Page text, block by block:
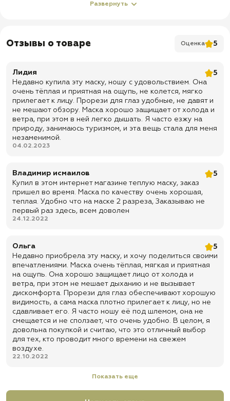
Развернуть
Отзывы о товаре Оценка 5
Лидия
5
Недавно купила эту маску, ношу с удовольствием. Она
очень тёплая и приятная на ощупь, не колется, мягко
прилегает к лицу. Прорези для глаз удобные, не давят и
не мешают обзору. Маска хорошо защищает от холода и
ветра, при этом в ней легко дышать. Я часто езжу на
природу, занимаюсь туризмом, и эта вещь стала для меня
незаменимой.
04.02.2023
Владимир исмаилов
5
Купил в этом интернет магазине теплую маску, заказ
пришел во время. Маска по качеству очень хорошая,
теплая. Удобно что на маске 2 разреза, Заказываю не
первый раз здесь, всем доволен
24.12.2022
Ольга
5
Недавно приобрела эту маску, и хочу поделиться своими
впечатлениями. Маска очень тёплая, мягкая и приятная
на ощупь. Она хорошо защищает лицо от холода и
ветра, при этом не мешает дыханию и не вызывает
дискомфорта. Прорези для глаз обеспечивают хорошую
видимость, а сама маска плотно прилегает к лицу, но не
сдавливает его. Я часто ношу её под шлемом, она не
смещается и не сползает, что очень удобно. В целом, я
довольна покупкой и считаю, что это отличный выбор
для тех, кто проводит много времени на свежем
воздухе.
22.10.2022
Показать еще